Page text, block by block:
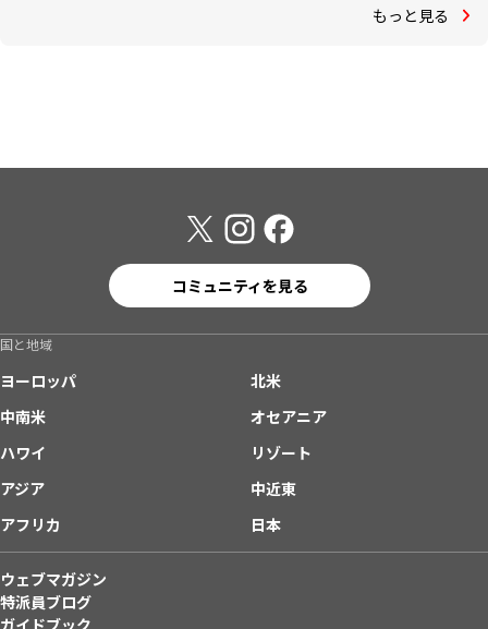
もっと見る
コミュニティを見る
国と地域
ヨーロッパ
北米
中南米
オセアニア
ハワイ
リゾート
アジア
中近東
アフリカ
日本
ウェブマガジン
特派員ブログ
ガイドブック